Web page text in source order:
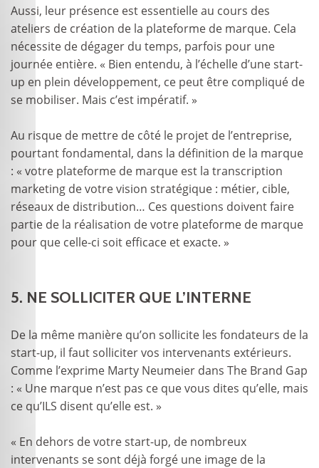
Aussi, leur présence est essentielle au cours des
ateliers de création de la plateforme de marque. Cela
nécessite de dégager du temps, parfois pour une
journée entière. « Bien entendu, à l’échelle d’une start-
up en plein développement, ce peut être compliqué de
se mobiliser. Mais c’est impératif. »
Au risque de mettre de côté le projet de l’entreprise,
pourtant fondamental, dans la définition de la marque
: « votre plateforme de marque est la transcription
marketing de votre vision stratégique : métier, cible,
réseaux de distribution… Ces questions doivent faire
partie de la réalisation de votre plateforme de marque
pour que celle-ci soit efficace et exacte. »
5. NE SOLLICITER QUE L’INTERNE
De la même manière qu’on sollicite les fondateurs de la
start-up, il faut solliciter vos intervenants extérieurs.
Comme l’exprime Marty Neumeier dans The Brand Gap
: « Une marque n’est pas ce que vous dites qu’elle, mais
ce qu’ILS disent qu’elle est. »
« En dehors de votre start-up, de nombreux
intervenants se sont déjà forgé une image de la